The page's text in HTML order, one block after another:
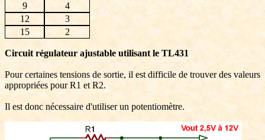
9
4
12
3
15
2
Circuit régulateur ajustable utilisant le TL431
Pour certaines tensions de sortie, il est difficile de trouver des valeurs
appropriées pour R1 et R2.
Il est donc nécessaire d'utiliser un potentiomètre.